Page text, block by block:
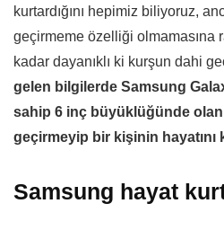
kurtardığını hepimiz biliyoruz,
geçirmeme özelliği olmamasına
kadar dayanıklı ki kurşun dahi
gelen bilgilerde Samsung
sahip 6 inç büyüklüğünde olan
geçirmeyip bir kişinin hayatını
Samsung hayat